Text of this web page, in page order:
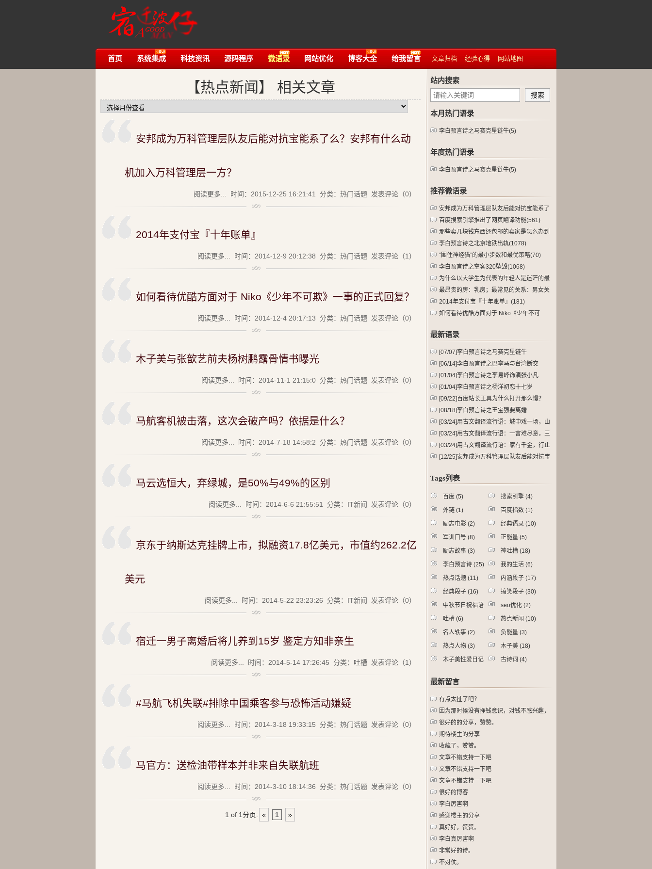
首页 系统集成 科技资讯 源码程序 微语录 网站优化 博客大全 给我留言 文章归档 经验心得 网站地图
【热点新闻】 相关文章
安邦成为万科管理层队友后能对抗宝能系了么？安邦有什么动
机加入万科管理层一方？
阅读更多... 时间：2015-12-25 16:21:41 分类： 热门话题 发表评论（0）
2014年支付宝『十年账单』
阅读更多... 时间：2014-12-9 20:12:38 分类： 热门话题 发表评论（1）
如何看待优酷方面对于 Niko《少年不可欺》一事的正式回复？
阅读更多... 时间：2014-12-4 20:17:13 分类： 热门话题 发表评论（0）
木子美与张歆艺前夫杨树鹏露骨情书曝光
阅读更多... 时间：2014-11-1 21:15:0 分类： 热门话题 发表评论（0）
马航客机被击落，这次会破产吗？依据是什么？
阅读更多... 时间：2014-7-18 14:58:2 分类： 热门话题 发表评论（0）
马云选恒大，弃绿城，是50%与49%的区别
阅读更多... 时间：2014-6-6 21:55:51 分类： IT新闻 发表评论（0）
京东于纳斯达克挂牌上市，拟融资17.8亿美元，市值约262.2亿
美元
阅读更多... 时间：2014-5-22 23:23:26 分类： IT新闻 发表评论（0）
宿迁一男子离婚后将儿养到15岁 鉴定方知非亲生
阅读更多... 时间：2014-5-14 17:26:45 分类： 吐槽 发表评论（1）
#马航飞机失联#排除中国乘客参与恐怖活动嫌疑
阅读更多... 时间：2014-3-18 19:33:15 分类： 热门话题 发表评论（0）
马官方：送检油带样本并非来自失联航班
阅读更多... 时间：2014-3-10 18:14:36 分类： 热门话题 发表评论（0）
1 of 1分页: « 1 »
站内搜索
本月热门语录
李白预言诗之马赛克星链牛(5)
年度热门语录
李白预言诗之马赛克星链牛(5)
推荐微语录
安邦成为万科管理层队友后能对抗宝能系了
么(165)
百度搜索引擎推出了网页翻译功能(561)
那些卖几块钱东西还包邮的卖家是怎么办到
的(190)
李白预言诗之北京地铁出轨(1078)
“围住神经猫”的最小步数和最优策略(70)
李白预言诗之空客320坠毁(1068)
为什么以大学生为代表的年轻人是迷茫的最
大(115)
最昂贵的房：乳房；最常见的关系：男女关
系(90)
2014年支付宝『十年账单』(181)
如何看待优酷方面对于 Niko《少年不可
最新语录
[07/07]李白预言诗之马赛克星链牛
[06/14]李白预言诗之巴拿马与台湾断交
[01/04]李白预言诗之李易峰饰演张小凡
[01/04]李白预言诗之杨洋初恋十七岁
[09/22] 百度站长工具为什么打开那么慢？
[08/18]李白预言诗之王宝强要离婚
[03/24]用古文翻译流行语：城中戏一场，山
民笑断肠。
[03/24]用古文翻译流行语：一言难尽意，三
令作五申。
[03/24]用古文翻译流行语：家有千金，行止
由心。
[12/25]安邦成为万科管理层队友后能对抗宝
一方？
Tags列表
百度 (5) 搜索引擎 (4)
外链 (1) 百度指数 (1)
励志电影 (2) 经典语录 (10)
军训口号 (8) 正能量 (5)
励志故事 (3) 神吐槽 (18)
李白预言诗 (25) 我的生活 (6)
热点话题 (11) 内涵段子 (17)
经典段子 (16) 搞笑段子 (30)
中秋节日祝福语
(2)
seo优化 (2)
吐槽 (6) 热点新闻 (10)
名人轶事 (2) 负能量 (3)
热点人物 (3) 木子美 (18)
木子美性爱日记
古诗词 (4)
最新留言
有点太扯了吧？
因为那时候没有挣钱意识，对钱不感兴趣，
对
很好的的分享，赞赞。
期待楼主的分享
收藏了，赞赞。
文章不错支持一下吧
文章不错支持一下吧
文章不错支持一下吧
很好的博客
李白厉害啊
感谢楼主的分享
真好好，赞赞。
李白真厉害啊
非常好的诗。
不对仗。